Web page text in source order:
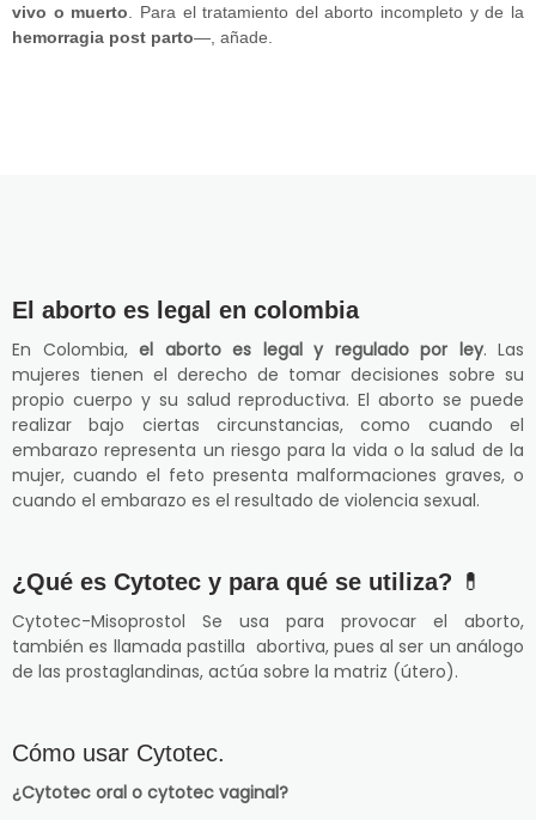
vivo o muerto . Para el tratamiento del aborto incompleto y de la
hemorragia post parto—, añade.
El aborto es legal en colombia
En Colombia, el aborto es legal y regulado por ley. Las
mujeres tienen el derecho de tomar decisiones sobre su
propio cuerpo y su salud reproductiva. El aborto se puede
realizar bajo ciertas circunstancias, como cuando el
embarazo representa un riesgo para la vida o la salud de la
mujer, cuando el feto presenta malformaciones graves, o
cuando el embarazo es el resultado de violencia sexual.
¿Qué es Cytotec y para qué se utiliza? 💊
Cytotec-Misoprostol Se usa para provocar el aborto,
también es llamada pastilla abortiva, pues al ser un análogo
de las prostaglandinas, actúa sobre la matriz (útero).
Cómo usar Cytotec.
¿Cytotec oral o cytotec vaginal?